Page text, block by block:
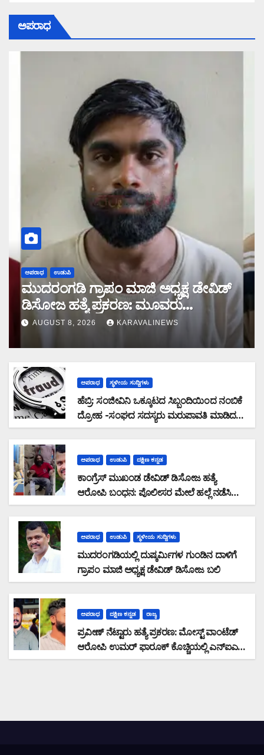
ಅಪರಾಧ
ಅಪರಾಧ ಉಡುಪಿ
ಮುದರಂಗಡಿ ಗ್ರಾಪಂ ಮಾಜಿ ಅಧ್ಯಕ್ಷ ಡೇವಿಡ್
ಡಿಸೋಜ ಹತ್ಯೆ ಪ್ರಕರಣ: ಮೂವರು
ಆರೋಪಿಗಳ ಬಂಧನ
AUGUST 8, 2026 KARAVALINEWS
ಅಪರಾಧ ಸ್ಥಳೀಯ ಸುದ್ದಿಗಳು
ಹೆಬ್ರಿ: ಸಂಜೀವಿನಿ ಒಕ್ಕೂಟದ ಸಿಬ್ಬಂದಿಯಿಂದ ನಂಬಿಕೆ
ದ್ರೋಹ -ಸಂಘದ ಸದಸ್ಯರು ಮರುಪಾವತಿ ಮಾಡಿದ
ಸಾಲ ಜಮಾ ಮಾಡದೆ 28,19,489 ರೂ. ವಂಚನೆ
ಅಪರಾಧ ಉಡುಪಿ ದಕ್ಷಿಣ ಕನ್ನಡ
ಕಾಂಗ್ರೆಸ್ ಮುಖಂಡ ಡೇವಿಡ್ ಡಿಸೋಜ ಹತ್ಯೆ
ಆರೋಪಿ ಬಂಧನ: ಪೊಲೀಸರ ಮೇಲೆ ಹಲ್ಲೆ ನಡೆಸಿ
ಪರಾರಿಯಾಗುತ್ತಿದ್ದ ಆರೋಪಿ ಕಾಲಿಗೆ ಫೈರಿಂಗ್
ಅಪರಾಧ ಉಡುಪಿ ಸ್ಥಳೀಯ ಸುದ್ದಿಗಳು
ಮುದರಂಗಡಿಯಲ್ಲಿ ದುಷ್ಕರ್ಮಿಗಳ ಗುಂಡಿನ ದಾಳಿಗೆ
ಗ್ರಾಪಂ ಮಾಜಿ ಅಧ್ಯಕ್ಷ ಡೇವಿಡ್ ಡಿಸೋಜ ಬಲಿ
ಅಪರಾಧ ದಕ್ಷಿಣ ಕನ್ನಡ ರಾಜ್ಯ
ಪ್ರವೀಣ್ ನೆಟ್ಟಾರು ಹತ್ಯೆ ಪ್ರಕರಣ: ಮೋಸ್ಟ್ ವಾಂಟೆಡ್
ಆರೋಪಿ ಉಮರ್ ಫಾರೂಕ್ ಕೊಚ್ಚಿಯಲ್ಲಿ ಎನ್‌ಐಎ
ವಶಕ್ಕೆ